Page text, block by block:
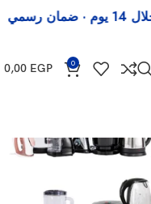
0
0,00 EGP